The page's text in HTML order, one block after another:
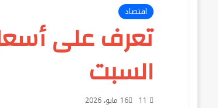
اقتصاد
تعرف على
السبت
16 مايو، 2026